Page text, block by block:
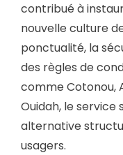
contribué à
nouvelle culture
ponctualité, la
des règles de
comme Cotonou,
Ouidah, le service
alternative
usagers.